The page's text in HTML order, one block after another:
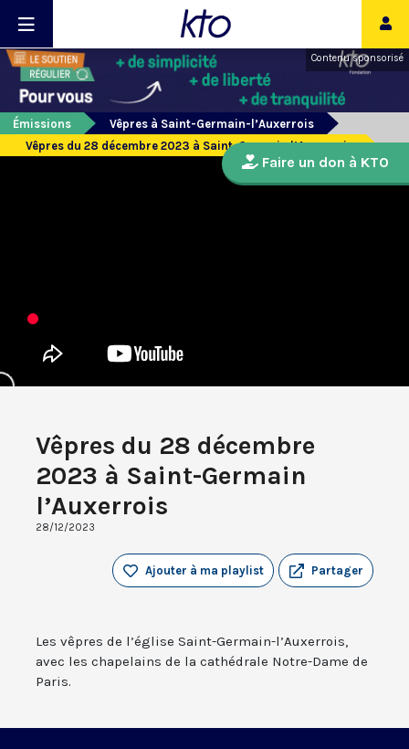
Contenu sponsorisé
Émissions
Vêpres à Saint-Germain-l’Auxerrois
Vêpres du 28 décembre 2023 à Saint-Germain l’Auxerrois
Vêpres du 28 décembre
2023 à Saint-Germain
l’Auxerrois
28/12/2023
Partager
Ajouter à ma playlist
Les vêpres de l’église Saint-Germain-l’Auxerrois,
avec les chapelains de la cathédrale Notre-Dame de
Paris.
Faire un don à KTO